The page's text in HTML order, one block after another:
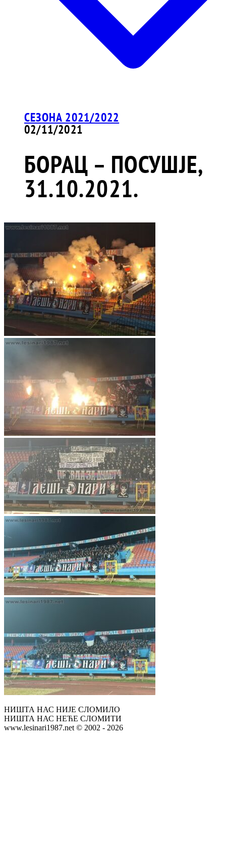
СЕЗОНА 2021/2022
02/11/2021
БОРАЦ – ПОСУШЈЕ,
31.10.2021.
НИШТА НАС НИЈЕ СЛОМИЛО
НИШТА НАС НЕЋЕ СЛОМИТИ
www.lesinari1987.net © 2002 - 2026